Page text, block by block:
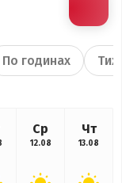
По годинах
Ср
12.08
Чт
13.08